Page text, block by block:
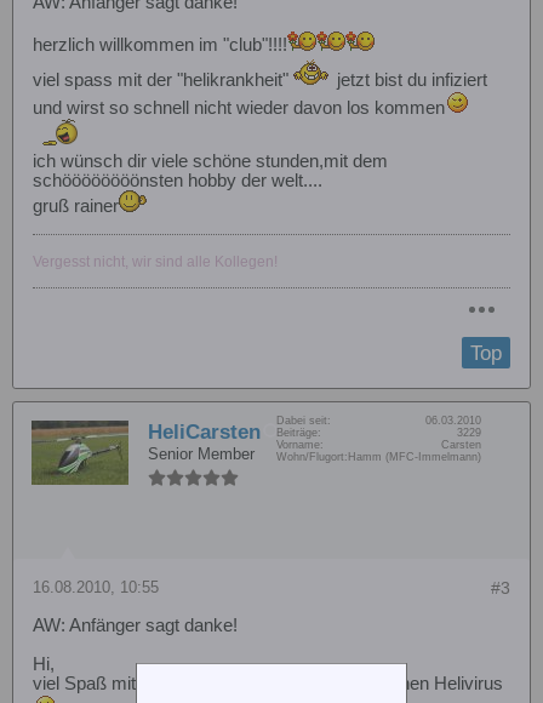
herzlich willkommen im "club"!!!!
viel spass mit der "helikrankheit"
jetzt bist du infiziert
und wirst so schnell nicht wieder davon los kommen
ich wünsch dir viele schöne stunden,mit dem
schöööööööönsten hobby der welt....
gruß rainer
Vergesst nicht, wir sind alle Kollegen!
Top
HeliCarsten
Senior Member
Dabei seit:
06.03.2010
Beiträge:
3229
Vorname:
Carsten
Wohn/Flugort: Hamm (MFC-Immelmann)
#3
16.08.2010, 10:55
AW: Anfänger sagt danke!
Hi,
viel Spaß mit dem glücklicherweise nicht tödlichen Helivirus